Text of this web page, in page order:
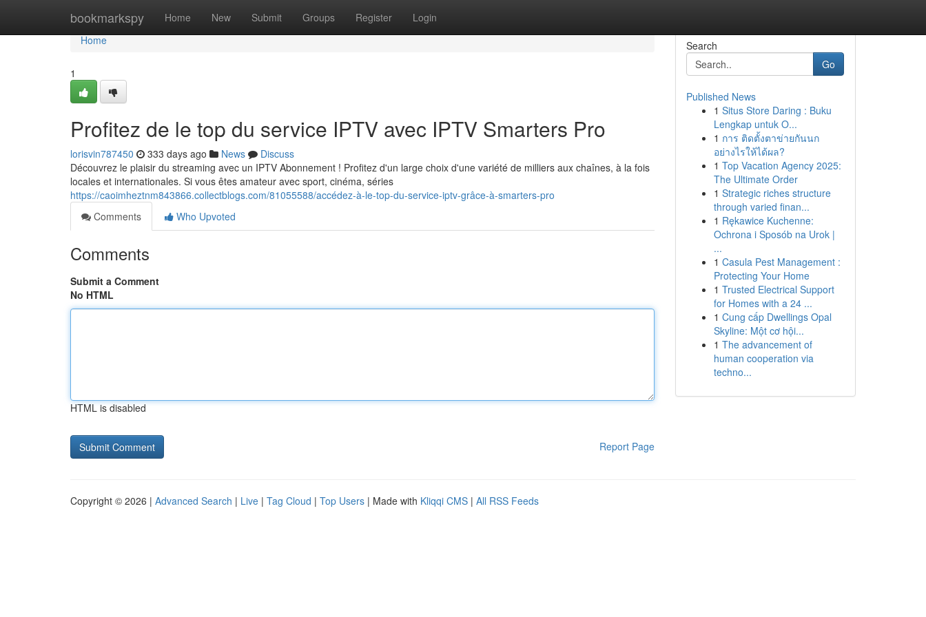
bookmarkspy Home New Submit Groups Register Login
Home
Home
1
Profitez de le top du service IPTV avec IPTV Smarters Pro
lorisvin787450 333 days ago News
Discuss
Découvrez le plaisir du streaming avec un IPTV Abonnement ! Profitez d'un large choix d'une variété de milliers aux chaînes, à la fois
locales et internationales. Si vous êtes amateur avec sport, cinéma, séries
https://caoimheztnm843866.collectblogs.com/81055588/accédez-à-le-top-du-service-iptv-grâce-à-smarters-pro
Comments
Who Upvoted
Comments
Submit a Comment
No HTML
HTML is disabled
Report Page
Search
Go
Published News
1 Situs Store Daring : Buku
Lengkap untuk O...
1 การ ติดตั้งตาข่ายกันนก
อย่างไรให้ได้ผล?
1 Top Vacation Agency 2025:
The Ultimate Order
1 Strategic riches structure
through varied finan...
1 Rękawice Kuchenne:
Ochrona i Sposób na Urok |
...
1 Casula Pest Management :
Protecting Your Home
1 Trusted Electrical Support
for Homes with a 24 ...
1 Cung cấp Dwellings Opal
Skyline: Một cơ hội...
1 The advancement of
human cooperation via
techno...
Copyright © 2026 | Advanced Search | Live | Tag Cloud | Top Users | Made with Kliqqi CMS | All RSS Feeds